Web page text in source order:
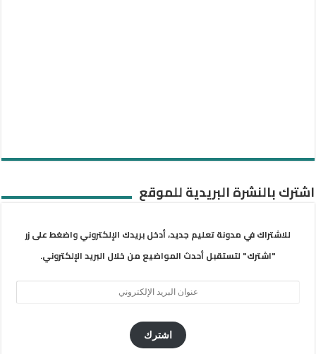
اشترك بالنشرة البريدية للموقع
للاشتراك في مدونة تعليم جديد، أدخل بريدك الإلكتروني واضغط على زر
"اشترك" لتستقبل أحدث المواضيع من خلال البريد الإلكتروني.
اشترك